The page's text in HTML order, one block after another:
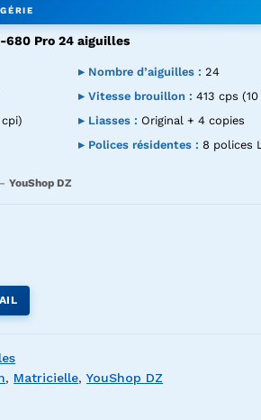
680 Pro 24 aiguilles
▸ Nombre d’aiguilles : 24
▸ Vitesse brouillon : 413 cps
▸ Liasses : Original + 4 copies
▸ Polices résidentes : 8 polices
—YouShop DZ
, Matricielle,YouShop DZ